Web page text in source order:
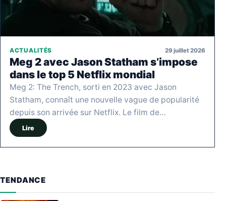
ACTUALITÉS 29 juillet 2026
Meg 2 avec Jason Statham s’impose
dans le top 5 Netflix mondial
Meg 2: The Trench, sorti en 2023 avec Jason
Statham, connaît une nouvelle vague de popularité
depuis son arrivée sur Netflix. Le film de…
Lire
TENDANCE